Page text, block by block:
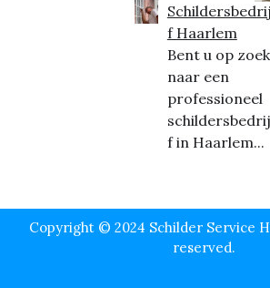
Schildersbedrij
f Haarlem
Bent u op zoek
naar een
professioneel
schildersbedrij
f in Haarlem...
Copyright © 2024 Schilder Service
reserved.